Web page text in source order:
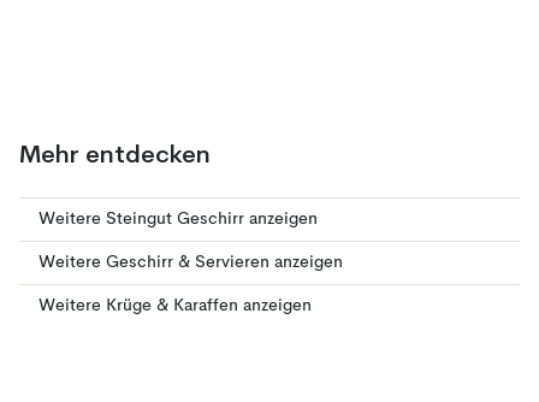
Mehr entdecken
Weitere Steingut Geschirr anzeigen
Weitere Geschirr & Servieren anzeigen
Weitere Krüge & Karaffen anzeigen